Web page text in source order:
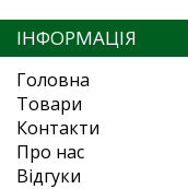
ІНФОРМАЦІЯ
Головна
Товари
Контакти
Про нас
Відгуки